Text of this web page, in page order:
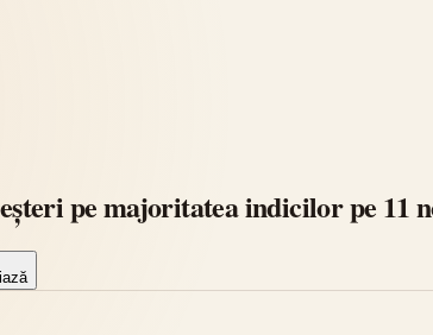
pe majoritatea indicilor pe 11